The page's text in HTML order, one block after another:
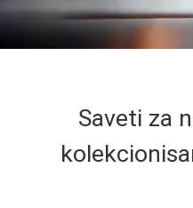
Saveti za